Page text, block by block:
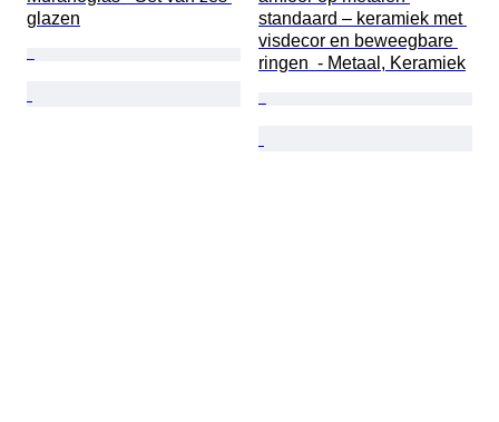
glazen
standaard – keramiek met
visdecor en beweegbare
ringen  - Metaal, Keramiek